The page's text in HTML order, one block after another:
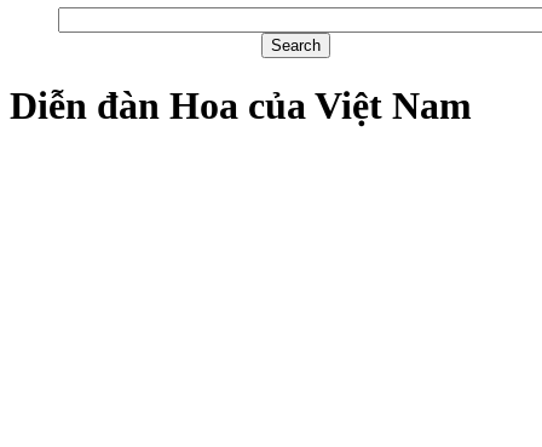
Diễn đàn Hoa của Việt Nam